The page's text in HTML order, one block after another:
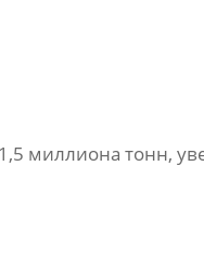
1,5 миллиона тонн,